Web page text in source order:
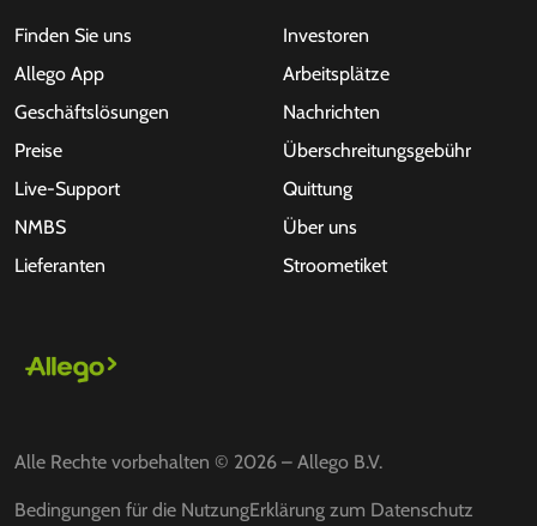
Finden Sie uns
Allego App
Geschäftslösungen
Preise
Live-Support
NMBS
Lieferanten
Investoren
Arbeitsplätze
Nachrichten
Überschreitungsgebühr
Quittung
Über uns
Stroometiket
Alle Rechte vorbehalten © 2026 – Allego B.V.
Bedingungen für die NutzungErklärung zum Datenschutz